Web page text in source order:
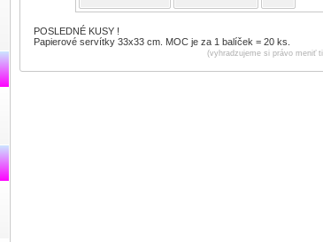
POSLEDNÉ KUSY !
Papierové servítky 33x33 cm. MOC je za 1 balíček = 20 ks.
(vyhradzujeme si právo meniť